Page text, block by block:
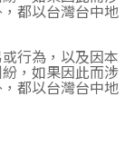
都以台灣台中地
行為，以及因本
，如果因此而涉
都以台灣台中地